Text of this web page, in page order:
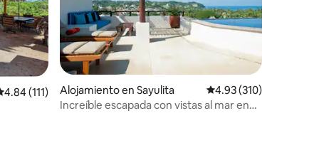
promedio: 4.84 de 5, 111 reseñas
4.84 (111)
Alojamiento en Sayulita Calificación promedio:
4.93 (310)
Increíble escapada con vistas al mar en